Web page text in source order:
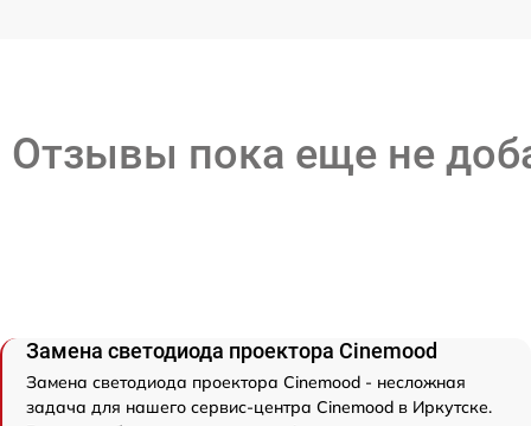
Отзывы пока еще не
Замена светодиода проектора Cinemood
Замена светодиода проектора Cinemood - несложная
задача для нашего сервис-центра Cinemood в Иркутске.